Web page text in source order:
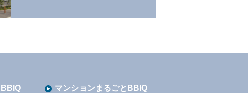
マンションまるごとBBIQ